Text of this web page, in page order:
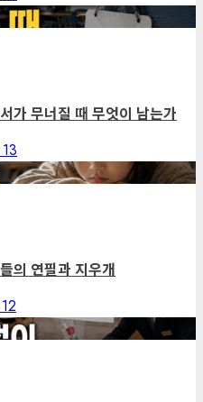
가 무너질 때 무엇이 남는가
13
의 연필과 지우개
12